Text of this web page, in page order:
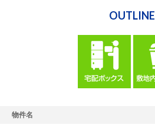
OUTLINE
物件名